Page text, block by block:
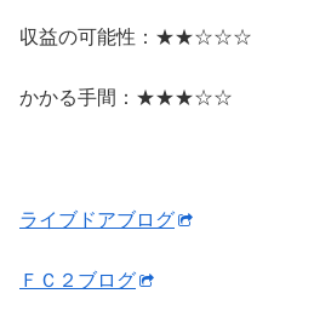
収益の可能性：★★☆☆☆
かかる手間：★★★☆☆
ライブドアブログ
ＦＣ２ブログ